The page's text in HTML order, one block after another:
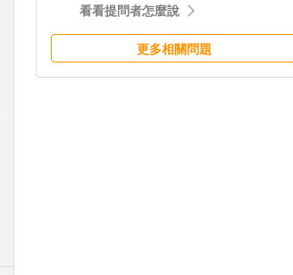
看看提問者怎麼說
更多相關問題